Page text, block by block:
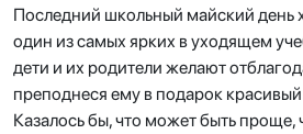
Последний школьный майский день
один из самых ярких в уходящем
дети и их родители желают
преподнеся ему в подарок красивый
Казалось бы, что может быть проще,